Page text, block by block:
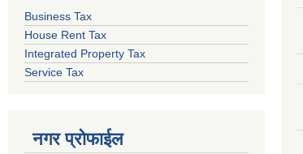
Business Tax
House Rent Tax
Integrated Property Tax
Service Tax
नगर प्रोफाईल